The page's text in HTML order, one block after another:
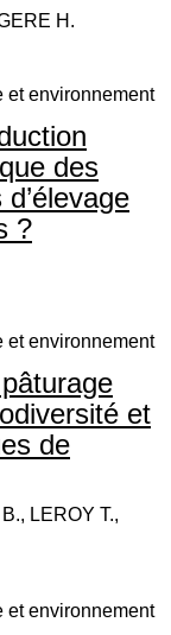
H.
et environnement
des
?
et environnement
et
de
LEROY T.,
et environnement